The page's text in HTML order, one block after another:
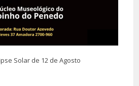
Solar de 12 de Agosto